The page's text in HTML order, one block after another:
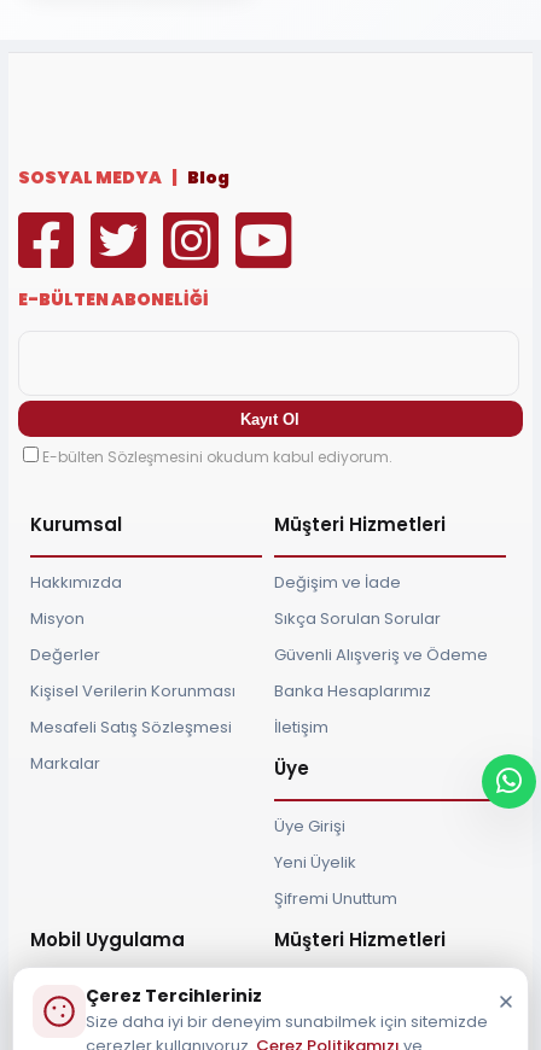
SOSYAL MEDYA | Blog
E-BÜLTEN ABONELİĞİ
E-bülten Sözleşmesini okudum kabul ediyorum.
Kurumsal
Hakkımızda
Misyon
Değerler
Kişisel Verilerin Korunması
Mesafeli Satış Sözleşmesi
Markalar
Müşteri Hizmetleri
Değişim ve İade
Sıkça Sorulan Sorular
Güvenli Alışveriş ve Ödeme
Banka Hesaplarımız
İletişim
Üye
Üye Girişi
Yeni Üyelik
Şifremi Unuttum
Mobil Uygulama Müşteri Hizmetleri
Çerez Tercihleriniz
Size daha iyi bir deneyim sunabilmek için sitemizde